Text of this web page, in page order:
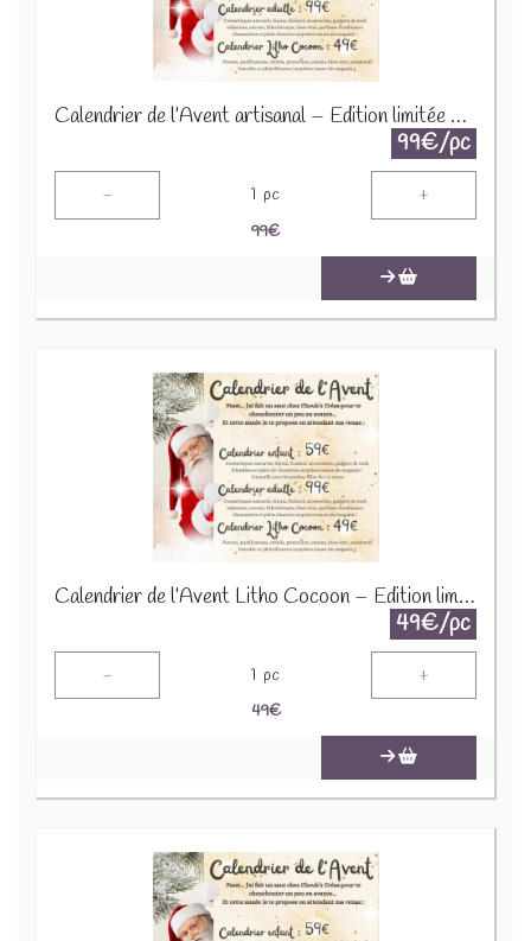
Calendrier de l’Avent artisanal – Édition limitée 2025
99€/pc
- 1 pc +
99€
Calendrier de l’Avent Litho Cocoon – Édition limitée 2025
49€/pc
- 1 pc +
49€